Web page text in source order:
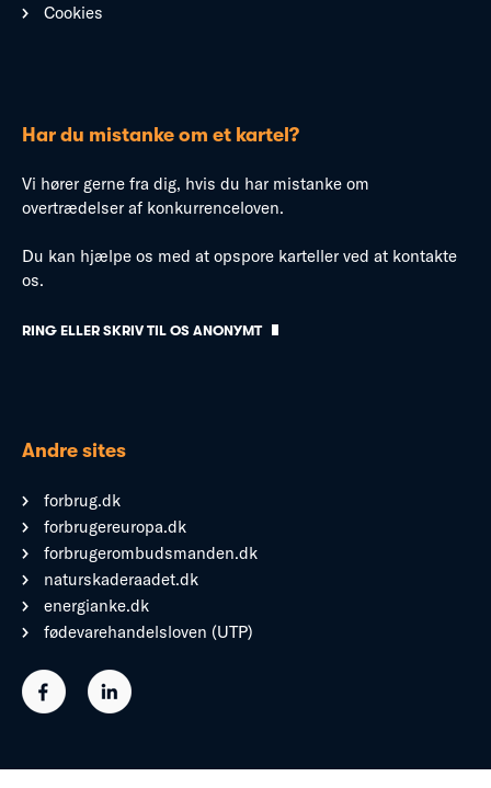
Cookies
Har du mistanke om et kartel?
Vi hører gerne fra dig, hvis du har mistanke om
overtrædelser af konkurrenceloven.
Du kan hjælpe os med at opspore karteller ved at kontakte
os.
RING ELLER SKRIV TIL OS ANONYMT
Andre sites
forbrug.dk
forbrugereuropa.dk
forbrugerombudsmanden.dk
naturskaderaadet.dk
energianke.dk
fødevarehandelsloven (UTP)